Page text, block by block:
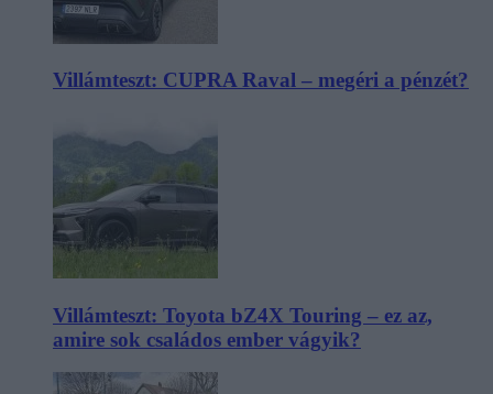
Villámteszt: CUPRA Raval – megéri a pénzét?
Villámteszt: Toyota bZ4X Touring – ez az,
amire sok családos ember vágyik?